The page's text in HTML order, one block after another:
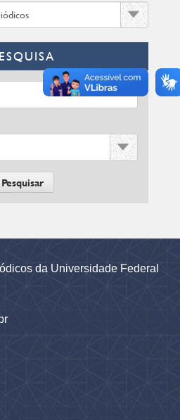
da Universidade Federal